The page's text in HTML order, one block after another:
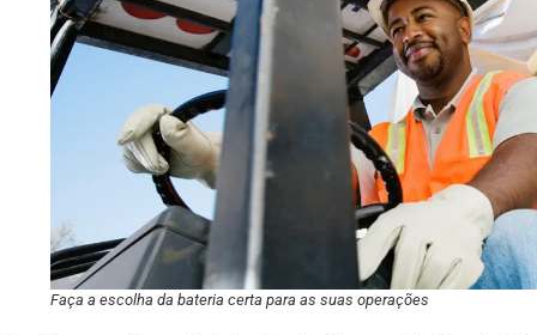
Faça a escolha da bateria certa para as suas operações